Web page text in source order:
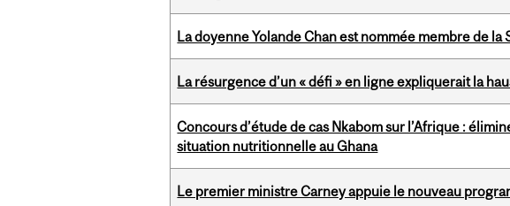
La doyenne Yolande Chan est nommée membre de la
La résurgence d’un « défi » en ligne expliquerait la
Concours d’étude de cas Nkabom sur l’Afrique :
situation nutritionnelle au Ghana
Le premier ministre Carney appuie le nouveau